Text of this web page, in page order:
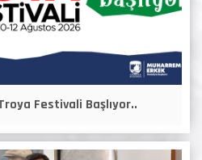
Festivali Başlıyor..